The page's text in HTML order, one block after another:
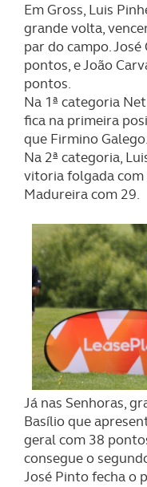
Em Gross, Luis
grande volta,
par do campo.
pontos, e João
pontos.
Na 1ª categoria
fica na primeira
que Firmino Galego.
Na 2ª categoria,
vitoria folgada com
Madureira com 29.
Já nas Senhoras,
Basílio que
geral com 38
consegue o
José Pinto fecha o